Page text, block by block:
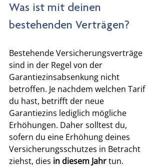
Was ist mit deinen
bestehenden Verträgen?
Bestehende Versicherungsverträge
sind in der Regel von der
Garantiezinsabsenkung nicht
betroffen. Je nachdem welchen Tarif
du hast, betrifft der neue
Garantiezins lediglich mögliche
Erhöhungen. Daher solltest du,
sofern du eine Erhöhung deines
Versicherungsschutzes in Betracht
ziehst, dies in diesem Jahr tun.